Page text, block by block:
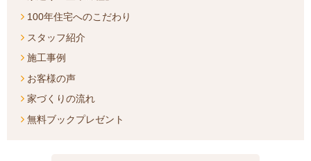
100年住宅へのこだわり
スタッフ紹介
施工事例
お客様の声
家づくりの流れ
無料ブックプレゼント